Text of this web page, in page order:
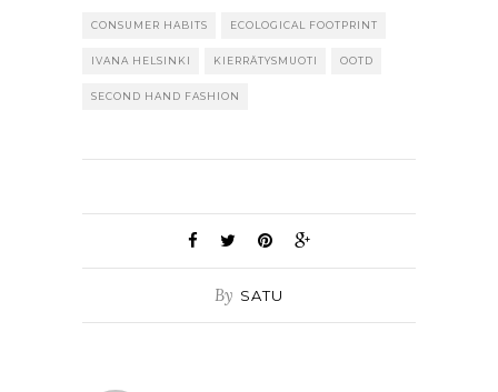
CONSUMER HABITS ECOLOGICAL FOOTPRINT
IVANA HELSINKI KIERRÄTYSMUOTI OOTD
SECOND HAND FASHION
By SATU